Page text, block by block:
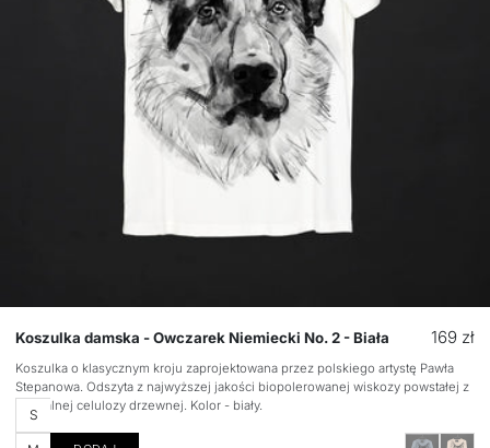
Koszulka damska - Owczarek Niemiecki No. 2 - Biała
Cena
169 zł
Koszulka o klasycznym kroju zaprojektowana przez polskiego artystę Pawła
Stepanowa. Odszyta z najwyższej jakości biopolerowanej wiskozy powstałej z
naturalnej celulozy drzewnej. Kolor - biały.
Rozmiar
S